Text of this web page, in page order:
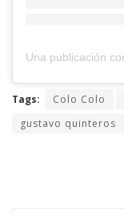
Tags: Colo Colo
gustavo quinteros